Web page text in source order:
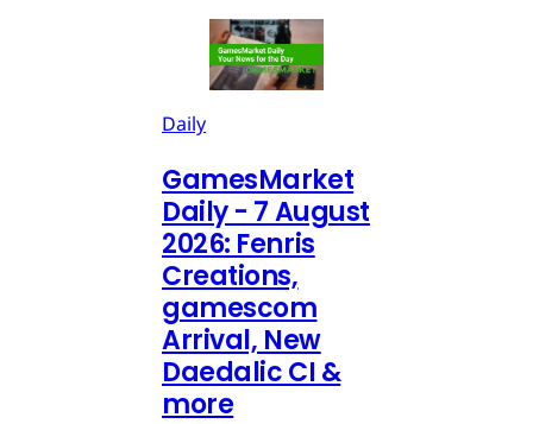
Daily
GamesMarket
Daily - 7 August
2026: Fenris
Creations,
gamescom
Arrival, New
Daedalic CI &
more